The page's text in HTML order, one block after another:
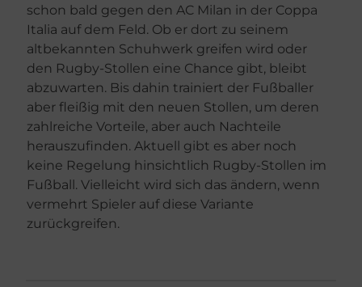
schon bald gegen den AC Milan in der Coppa
Italia auf dem Feld. Ob er dort zu seinem
altbekannten Schuhwerk greifen wird oder
den Rugby-Stollen eine Chance gibt, bleibt
abzuwarten. Bis dahin trainiert der Fußballer
aber fleißig mit den neuen Stollen, um deren
zahlreiche Vorteile, aber auch Nachteile
herauszufinden. Aktuell gibt es aber noch
keine Regelung hinsichtlich Rugby-Stollen im
Fußball. Vielleicht wird sich das ändern, wenn
vermehrt Spieler auf diese Variante
zurückgreifen.